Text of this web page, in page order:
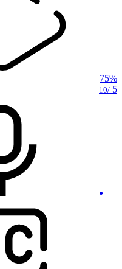
75%
5
/10